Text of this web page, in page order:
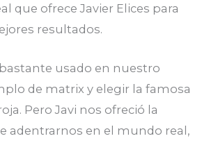
que ofrece Javier Elices para
resultados.
bastante usado en nuestro
de matrix y elegir la famosa
Pero Javi nos ofreció la
adentrarnos en el mundo real,